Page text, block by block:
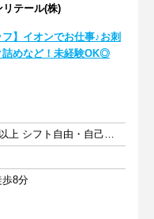
テール(株)
フ】イオンでお仕事♪お刺
詰めなど！未経験OK◎
週3日以上 1日5時間以上 シフト自由・自己申告
8分